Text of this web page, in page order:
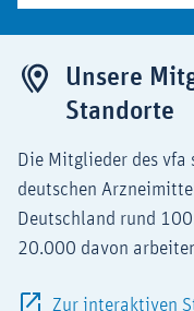
Unsere
Standorte
Die Mitglieder des vfa
deutschen
Deutschland rund
20.000 davon
Zur interaktiven